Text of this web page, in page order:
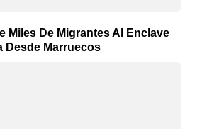
Miles De Migrantes Al Enclave
Desde Marruecos